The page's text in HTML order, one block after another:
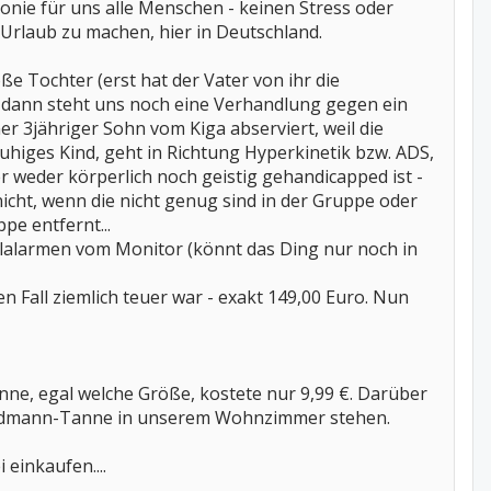
für uns alle Menschen - keinen Stress oder
zu machen, hier in Deutschland.
Tochter (erst hat der Vater von ihr die
steht uns noch eine Verhandlung gegen ein
3jähriger Sohn vom Kiga abserviert, weil die
Kind, geht in Richtung Hyperkinetik bzw. ADS,
weder körperlich noch geistig gehandicapped ist -
wenn die nicht genug sind in der Gruppe oder
entfernt...
vom Monitor (könnt das Ding nur noch in
Fall ziemlich teuer war - exakt 149,00 Euro. Nun
egal welche Größe, kostete nur 9,99 €. Darüber
Tanne in unserem Wohnzimmer stehen.
einkaufen....